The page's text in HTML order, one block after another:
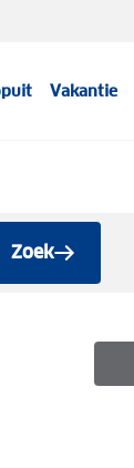
Vakantie
Zoek